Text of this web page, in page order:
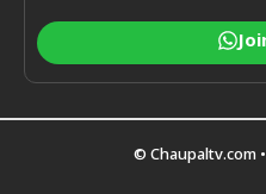
© Chaupaltv.com